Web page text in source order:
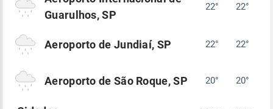
Guarulhos, SP
22° 22°
Aeroporto de Jundiaí, SP 22° 22°
Aeroporto de São Roque, SP 20° 20°